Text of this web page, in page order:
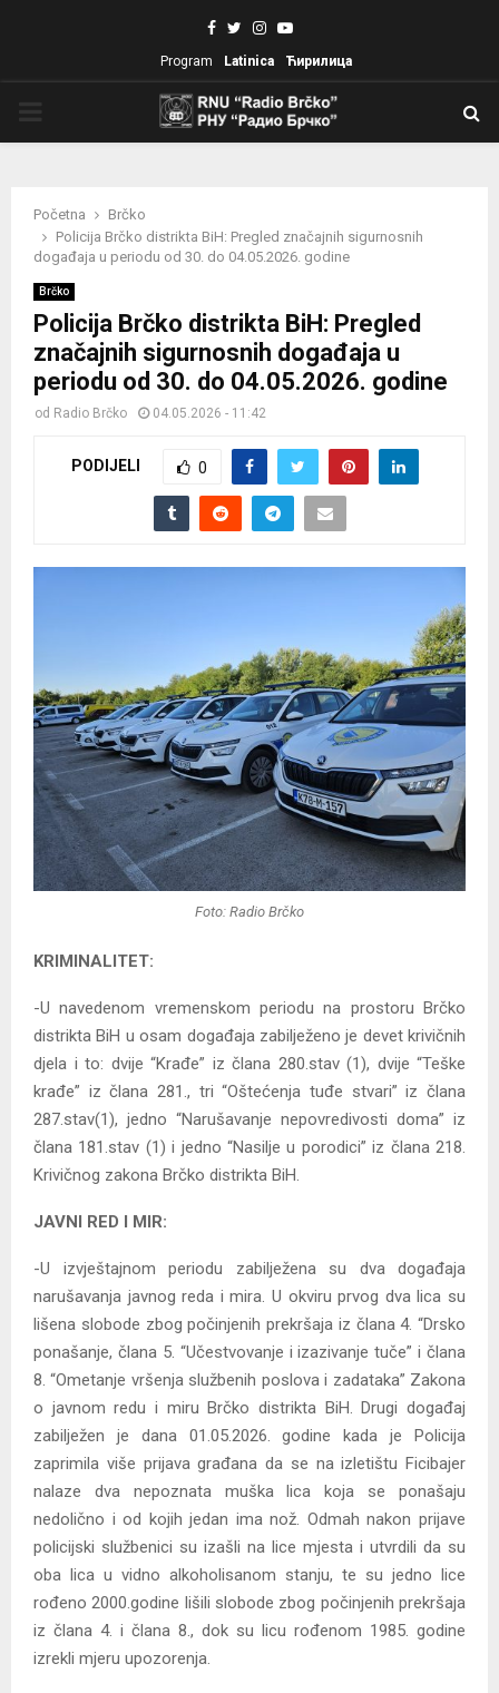
Facebook
TwitterInstagram
Youtube
Program Latinica Ћирилица
Početna
Brčko
Policija Brčko distrikta BiH: Pregled značajnih sigurnosnih
događaja u periodu od 30. do 04.05.2026. godine
Brčko
Policija Brčko distrikta BiH: Pregled
značajnih sigurnosnih događaja u
periodu od 30. do 04.05.2026. godine
od Radio Brčko 04.05.2026 - 11:42
PODIJELI 0
Foto: Radio Brčko
KRIMINALITET:
-U navedenom vremenskom periodu na prostoru Brčko
distrikta BiH u osam događaja zabilježeno je devet krivičnih
djela i to: dvije “Krađe” iz člana 280.stav (1), dvije “Teške
krađe” iz člana 281., tri “Oštećenja tuđe stvari” iz člana
287.stav(1), jedno “Narušavanje nepovredivosti doma” iz
člana 181.stav (1) i jedno “Nasilje u porodici” iz člana 218.
Krivičnog zakona Brčko distrikta BiH.
JAVNI RED I MIR:
-U izvještajnom periodu zabilježena su dva događaja
narušavanja javnog reda i mira. U okviru prvog dva lica su
lišena slobode zbog počinjenih prekršaja iz člana 4. “Drsko
ponašanje, člana 5. “Učestvovanje i izazivanje tuče” i člana
8. “Ometanje vršenja službenih poslova i zadataka” Zakona
o javnom redu i miru Brčko distrikta BiH. Drugi događaj
zabilježen je dana 01.05.2026. godine kada je Policija
zaprimila više prijava građana da se na izletištu Ficibajer
nalaze dva nepoznata muška lica koja se ponašaju
nedolično i od kojih jedan ima nož. Odmah nakon prijave
policijski službenici su izašli na lice mjesta i utvrdili da su
oba lica u vidno alkoholisanom stanju, te su jedno lice
rođeno 2000.godine lišili slobode zbog počinjenih prekršaja
iz člana 4. i člana 8., dok su licu rođenom 1985. godine
izrekli mjeru upozorenja.